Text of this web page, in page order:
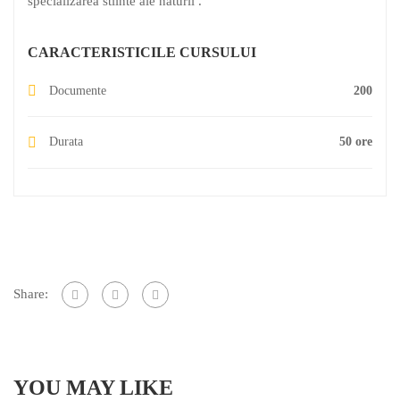
CARACTERISTICILE CURSULUI
Documente 200
Durata 50 ore
Share:
YOU MAY LIKE